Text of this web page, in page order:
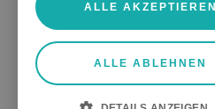
ALLE AKZEPTIEREN
ALLE ABLEHNEN